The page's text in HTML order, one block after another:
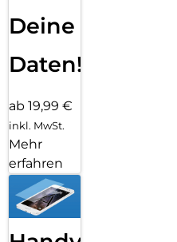
Deine
Daten!
ab 19,99 €
inkl. MwSt.
Mehr
erfahren